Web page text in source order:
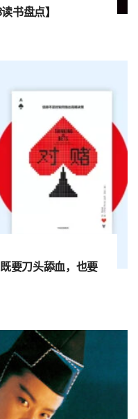
书盘点】
要刀头舔血，也要